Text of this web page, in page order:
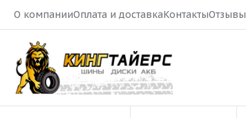
О компанииОплата и доставкаКонтактыОтзывы